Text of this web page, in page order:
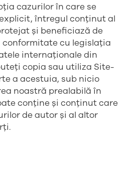
cazurilor în care se
întregul conținut al
și beneficiază de
cu legislația
internaționale din
copia sau utiliza Site-
a acestuia, sub nicio
noastră prealabilă în
conține și conținut care
de autor și al altor